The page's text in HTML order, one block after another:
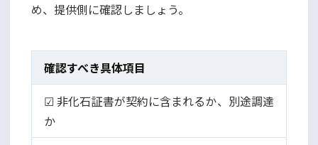
め、提供側に確認しましょう。
確認すべき具体項目
☑ 非化石証書が契約に含まれるか、別途調達
か